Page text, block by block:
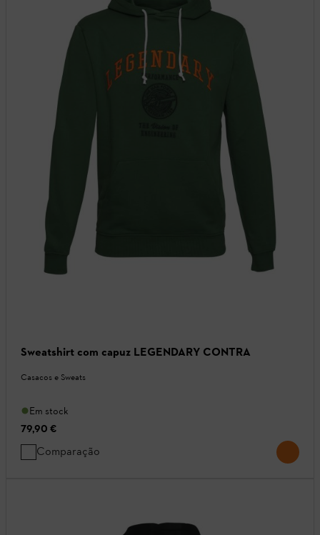
Sweatshirt com capuz LEGENDARY CONTRA
Casacos e Sweats
Em stock
79,90 €
Comparação